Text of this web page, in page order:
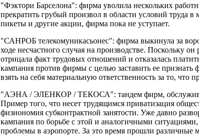
"Фэктори Барселона": фирма уволила нескольких
прекратить грубый произвол в области условий труда
пикеты и другие акции, фирма пока не уступает.
"САНРОБ телекомуникасьонес": фирма выкинула за
ходе несчастного случая на производстве. Поскольку он
отрицала факт трудовых отношений и отказалась
кампания против фирмы с целью заставить ее признать
взять на себя материальную ответственность за то, что
"АЭНА / ЭЛЕНКОР / ТЕКОСА": тандем фирм,
Пример того, что несет трудящимся приватизация
физиономия субконтрактной занятости. Уже давно
кампания по борьбе с этой и аналогичными
проблемы в аэропорте. За это время прошли различные